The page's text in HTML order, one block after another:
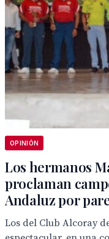
OPINIÓN
Los hermanos
proclaman
Andaluz por
Los del Club Alcoray